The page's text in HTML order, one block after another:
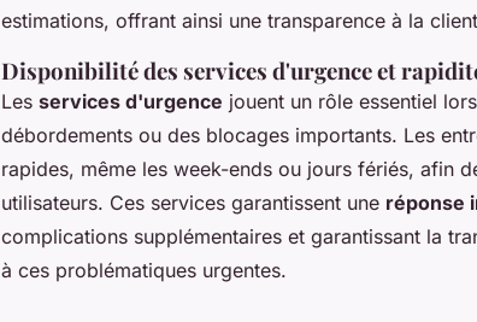
estimations, offrant ainsi une transparence à la
Disponibilité des services d'urgence et
Les services d'urgence jouent un rôle essentiel
débordements ou des blocages importants. Les
rapides, même les week-ends ou jours fériés, afin
utilisateurs. Ces services garantissent une réponse
complications supplémentaires et garantissant la
à ces problématiques urgentes.